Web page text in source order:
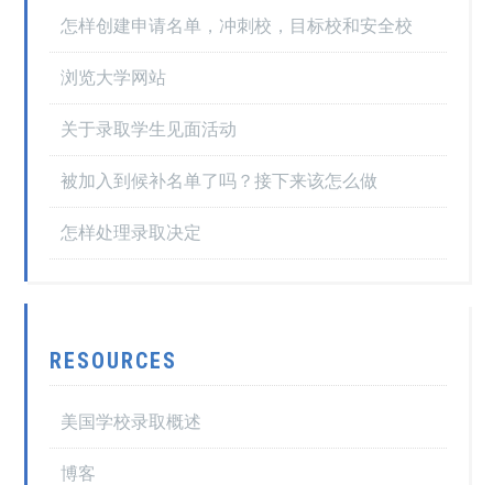
怎样创建申请名单，冲刺校，目标校和安全校
浏览大学网站
关于录取学生见面活动
被加入到候补名单了吗？接下来该怎么做
怎样处理录取决定
RESOURCES
美国学校录取概述
博客